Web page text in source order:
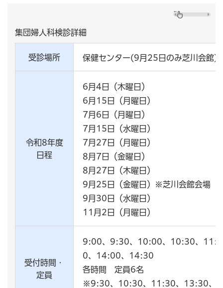
集団婦人科検診詳細
受診場所 保健センター(9月25日のみ芝川会館)
令和8年度
日程
6月4日（木曜日）
6月15日（月曜日）
7月6日（月曜日）
7月15日（水曜日）
7月27日（月曜日）
8月7日（金曜日）
8月27日（木曜日）
9月25日（金曜日）※芝川会館会場
9月30日（水曜日）
11月2日（月曜日）
受付時間・
定員
9:00、9:30、10:00、10:30、
0、14:00、14:30
各時間 定員6名
※9:30、10:30、11:30、13:30、